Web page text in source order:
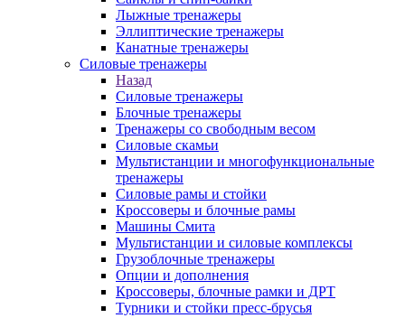
Лыжные тренажеры
Эллиптические тренажеры
Канатные тренажеры
Силовые тренажеры
Назад
Силовые тренажеры
Блочные тренажеры
Тренажеры со свободным весом
Силовые скамьи
Мультистанции и многофункциональные
тренажеры
Силовые рамы и стойки
Кроссоверы и блочные рамы
Машины Смита
Мультистанции и силовые комплексы
Грузоблочные тренажеры
Опции и дополнения
Кроссоверы, блочные рамки и ДРТ
Турники и стойки пресс-брусья